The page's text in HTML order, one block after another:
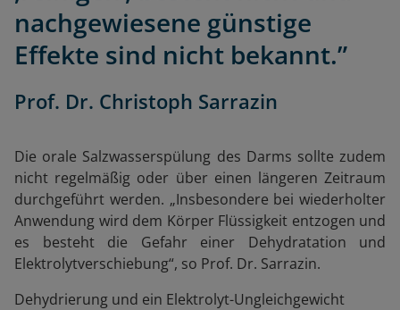
nachgewiesene günstige
Effekte sind nicht bekannt.”
Prof. Dr. Christoph Sarrazin
Die orale Salzwasserspülung des Darms sollte zudem
nicht regelmäßig oder über einen längeren Zeitraum
durchgeführt werden. „Insbesondere bei wiederholter
Anwendung wird dem Körper Flüssigkeit entzogen und
es besteht die Gefahr einer Dehydratation und
Elektrolytverschiebung“, so Prof. Dr. Sarrazin.
Dehydrierung und ein Elektrolyt-Ungleichgewicht